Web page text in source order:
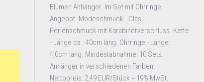
Blumen Anhänger. Im Set mit Ohrringe.
Angebot. Modeschmuck - Glas
Perlenschmuck mit Karabinerverschluss. Kette
- Länge ca.: 40cm lang. Ohrringe - Länge:
4,0cm lang. Mindestabnahme: 10 Sets.
Anhänger in verschiedenen Farben.
Nettopreis: 2,49 EUR/Stück + 19% MwSt.